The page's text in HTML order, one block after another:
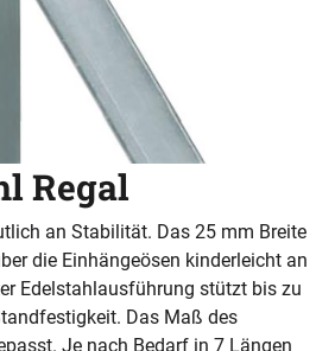
Regal
an Stabilität. Das 25 mm Breite
die Einhängeösen kinderleicht an
Edelstahlausführung stützt bis zu
Das Maß des
Je nach Bedarf in 7 Längen